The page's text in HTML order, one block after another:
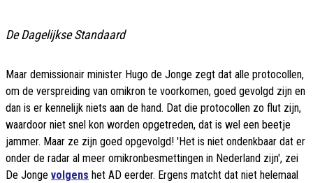
De Dagelijkse Standaard
Maar demissionair minister Hugo de Jonge zegt dat alle protocollen,
om de verspreiding van omikron te voorkomen, goed gevolgd zijn en
dan is er kennelijk niets aan de hand. Dat die protocollen zo flut zijn,
waardoor niet snel kon worden opgetreden, dat is wel een beetje
jammer. Maar ze zijn goed opgevolgd! 'Het is niet ondenkbaar dat er
onder de radar al meer omikronbesmettingen in Nederland zijn', zei
De Jonge volgens het AD eerder. Ergens matcht dat niet helemaal